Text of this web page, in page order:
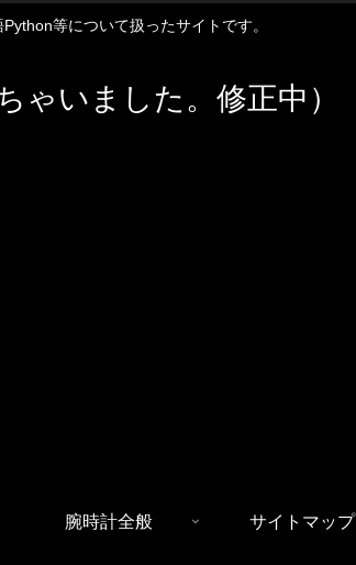
等について扱ったサイトです。
ゃいました。修正中）
腕時計全般 サイトマップ